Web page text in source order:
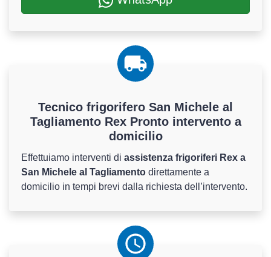
Tecnico frigorifero San Michele al
Tagliamento Rex Pronto intervento a
domicilio
Effettuiamo interventi di assistenza frigoriferi Rex a
San Michele al Tagliamento direttamente a
domicilio in tempi brevi dalla richiesta dell’intervento.